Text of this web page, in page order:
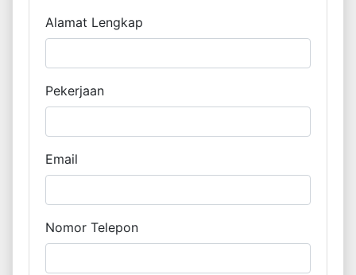
Alamat Lengkap
Pekerjaan
Email
Nomor Telepon